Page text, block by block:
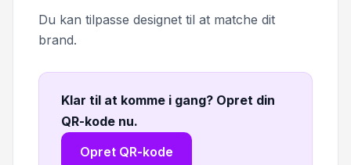
Du kan tilpasse designet til at matche dit
brand.
Klar til at komme i gang? Opret din
QR-kode nu.
Opret QR-kode